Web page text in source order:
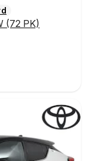
(72 PK)